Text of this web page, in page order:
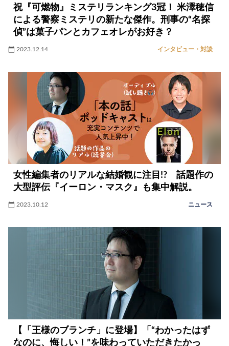
祝『可燃物』ミステリランキング3冠！ 米澤穂信
による警察ミステリの新たな傑作。刑事の“名探
偵”は菓子パンとカフェオレがお好き？
2023.12.14 インタビュー・対談
女性編集者のリアルな結婚観に注目!? 話題作の
大型評伝『イーロン・マスク』も集中解説。
2023.10.12 ニュース
【「王様のブランチ」に登場】「“わかったはず
なのに、悔しい！”を味わっていただきたかっ